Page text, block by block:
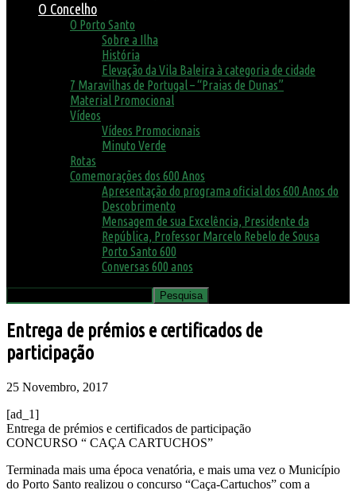
O Concelho
O Porto Santo
Sobre a Ilha
História
Elevação da Vila Baleira à categoria de cidade
7 Maravilhas de Portugal – “Praias de Dunas”
Material Promocional
Vídeos
Vídeos Promocionais
Minuto Verde
Rotas
Comemorações dos 600 Anos
Apresentação do programa oficial dos 600 Anos do
Descobrimento
Mensagem de sua Excelência, Presidente da
República, Professor Marcelo Rebelo de Sousa
Porto Santo 600
Conversas 600 anos
Entrega de prémios e certificados de
participação
25 Novembro, 2017
[ad_1]
Entrega de prémios e certificados de participação
CONCURSO “ CAÇA CARTUCHOS”
Terminada mais uma época venatória, e mais uma vez o Município
do Porto Santo realizou o concurso “Caça-Cartuchos” com a